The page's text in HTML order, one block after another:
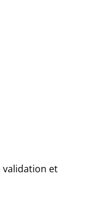
validation et